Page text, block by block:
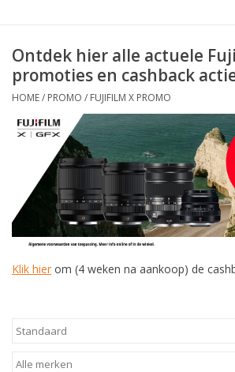
PROMO
Diensten
Contact
Ontdek hier alle actuele
promoties en cashback
HOME/ PROMO / FUJIFILM X PROMO
Klik hier om (4 weken na aankoop) de